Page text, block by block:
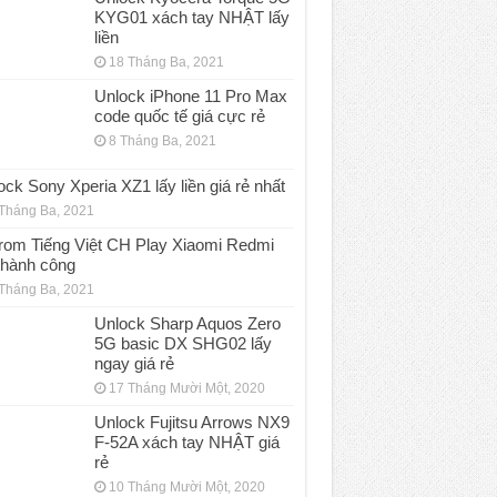
KYG01 xách tay NHẬT lấy
liền
18 Tháng Ba, 2021
Unlock iPhone 11 Pro Max
code quốc tế giá cực rẻ
8 Tháng Ba, 2021
Sony Xperia XZ1 lấy liền giá rẻ nhất
Ba, 2021
Tiếng Việt CH Play Xiaomi Redmi
công
Ba, 2021
Unlock Sharp Aquos Zero
5G basic DX SHG02 lấy
ngay giá rẻ
17 Tháng Mười Một, 2020
Unlock Fujitsu Arrows NX9
F-52A xách tay NHẬT giá
rẻ
10 Tháng Mười Một, 2020